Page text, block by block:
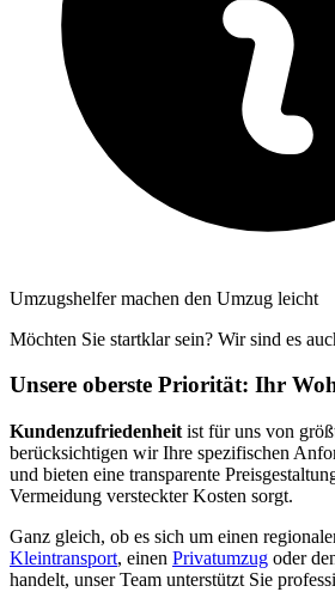
Umzugshelfer machen den Umzug leicht
Möchten Sie startklar sein? Wir sind es
Unsere oberste Priorität: Ihr
Kundenzufriedenheit ist für uns von
berücksichtigen wir Ihre spezifischen
und bieten eine transparente
Vermeidung versteckter Kosten sorgt.
Ganz gleich, ob es sich um einen
Kleintransport, einen Privatumzug oder
handelt, unser Team unterstützt Sie